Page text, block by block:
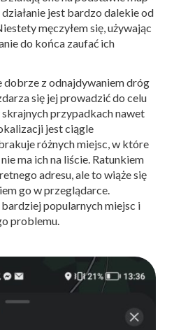
jest bardzo dalekie od
męczyłem się, używając
do końca zaufać ich
dobrze z odnajdywaniem dróg
się jej prowadzić do celu
przypadkach nawet
jest ciągle
różnych miejsc, w które
ma ich na liście. Ratunkiem
adresu, ale to wiąże się
go w przeglądarce.
popularnych miejsc i
problemu.